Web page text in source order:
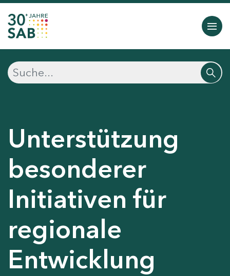
Unterstützung
besonderer
Initiativen für
regionale
Entwicklung